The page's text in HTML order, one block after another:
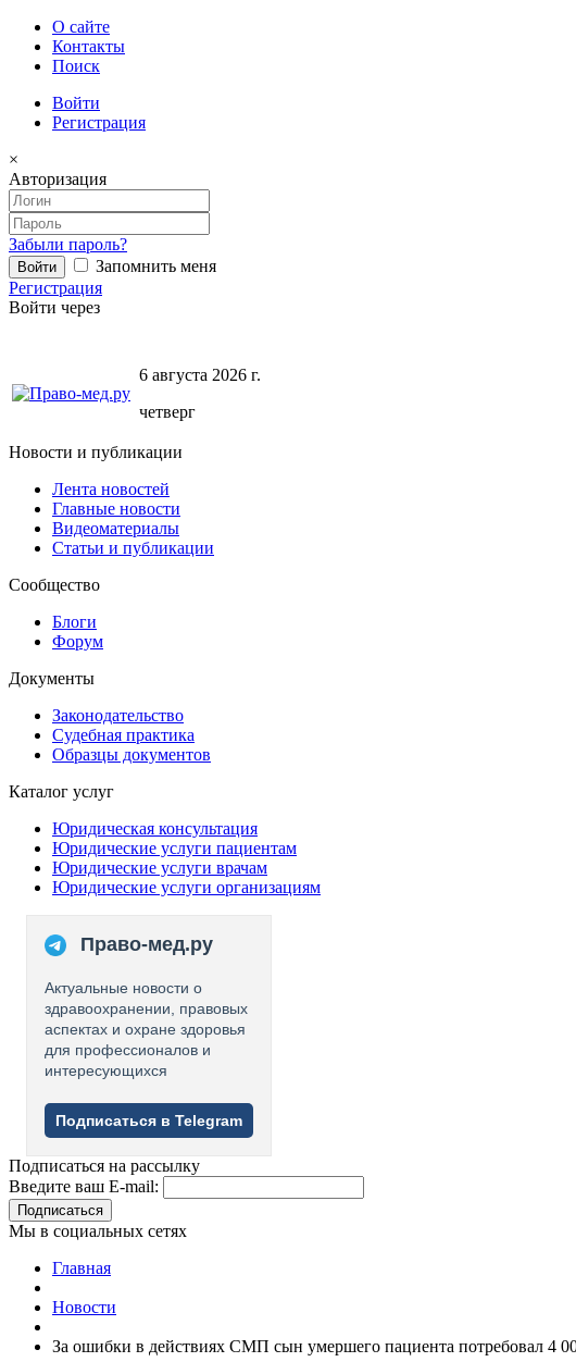
О сайте
Контакты
Поиск
Войти
Регистрация
×
Авторизация
Забыли пароль?
Запомнить меня
Регистрация
Войти через
6 августа 2026 г.
четверг
Новости и публикации
Лента новостей
Главные новости
Видеоматериалы
Статьи и публикации
Сообщество
Блоги
Форум
Документы
Законодательство
Судебная практика
Образцы документов
Каталог услуг
Юридическая консультация
Юридические услуги пациентам
Юридические услуги врачам
Юридические услуги организациям
Право-мед.ру
Актуальные новости о
здравоохранении, правовых
аспектах и охране здоровья
для профессионалов и
интересующихся
Подписаться в Telegram
Подписаться на рассылку
Введите ваш E-mail:
Подписаться
Мы в социальных сетях
Главная
Новости
За ошибки в действиях СМП сын умершего пациента потребовал 4